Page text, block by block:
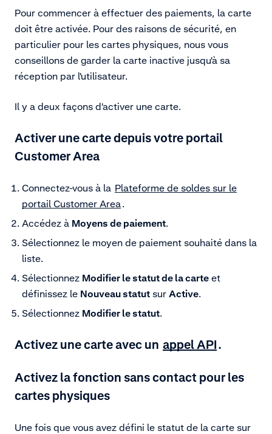
Pour commencer à effectuer des paiements, la carte
doit être activée. Pour des raisons de sécurité, en
particulier pour les cartes physiques, nous vous
conseillons de garder la carte inactive jusqu'à sa
réception par l'utilisateur.
Il y a deux façons d'activer une carte.
Activer une carte depuis votre portail
Customer Area
Connectez-vous à la Plateforme de soldes sur le
portail Customer Area.
Accédez à Moyens de paiement.
Sélectionnez le moyen de paiement souhaité dans la
liste.
Sélectionnez Modifier le statut de la carte et
définissez le Nouveau statut sur Active.
Sélectionnez Modifier le statut.
Activez une carte avec un appel API.
Activez la fonction sans contact pour les
cartes physiques
Une fois que vous avez défini le statut de la carte sur